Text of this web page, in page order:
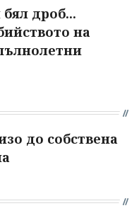
дроб...
на
до собствена